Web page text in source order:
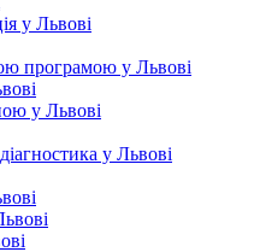
у Львові
програмою у Львові
у Львові
у Львові